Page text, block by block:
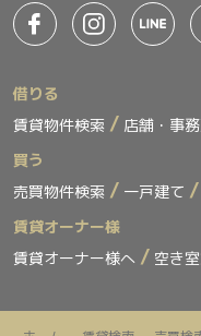
借りる
賃貸物件検索
店舗・事
買う
売買物件検索
一戸建て
賃貸オーナー様
賃貸オーナー様へ
空き